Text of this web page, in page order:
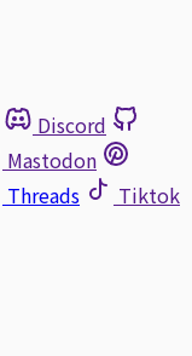
Discord
Mastodon
Threads
Tiktok